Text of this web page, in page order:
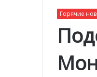
Горячие